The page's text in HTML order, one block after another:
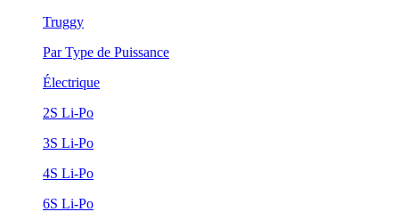
Truggy
Par Type de Puissance
Électrique
2S Li-Po
3S Li-Po
4S Li-Po
6S Li-Po